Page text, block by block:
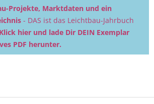
Projekte, Marktdaten und ein
- DAS ist das Leichtbau-Jahrbuch
Klick hier und lade Dir DEIN Exemplar
PDF herunter.